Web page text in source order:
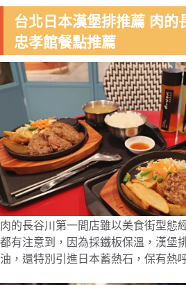
台北日本漢堡排推薦 肉的
忠孝館餐點推薦
肉的長谷川第一間店雖以美食街型態
都有注意到，因為採鐵板保溫，漢堡
油，還特別引進日本蓄熱石，保有熱